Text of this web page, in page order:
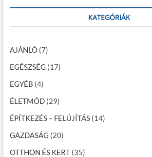
s
n
v
i
g
á
c
i
ó
:
KATEGÓRIÁK
AJÁNLÓ(7)
EGÉSZSÉG (17)
EGYÉB (4)
ÉLETMÓD(29)
ÉPÍTKEZÉS – FELÚJÍTÁS(14)
GAZDASÁG (20)
OTTHON ÉS KERT(35)